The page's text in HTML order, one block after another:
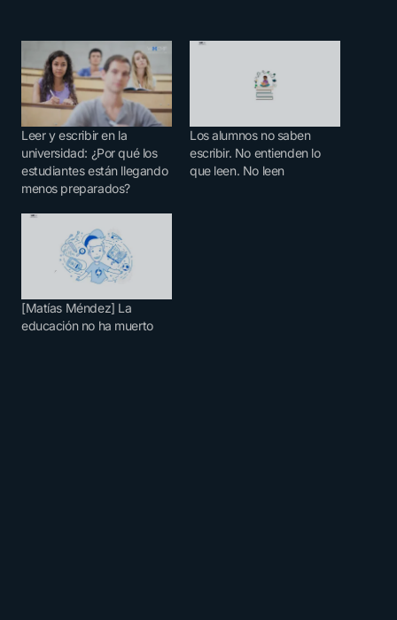
Leer y escribir en la
universidad: ¿Por qué los
estudiantes están llegando
menos preparados?
Los alumnos no saben
escribir. No entienden lo
que leen. No leen
[Matías Méndez] La
educación no ha muerto